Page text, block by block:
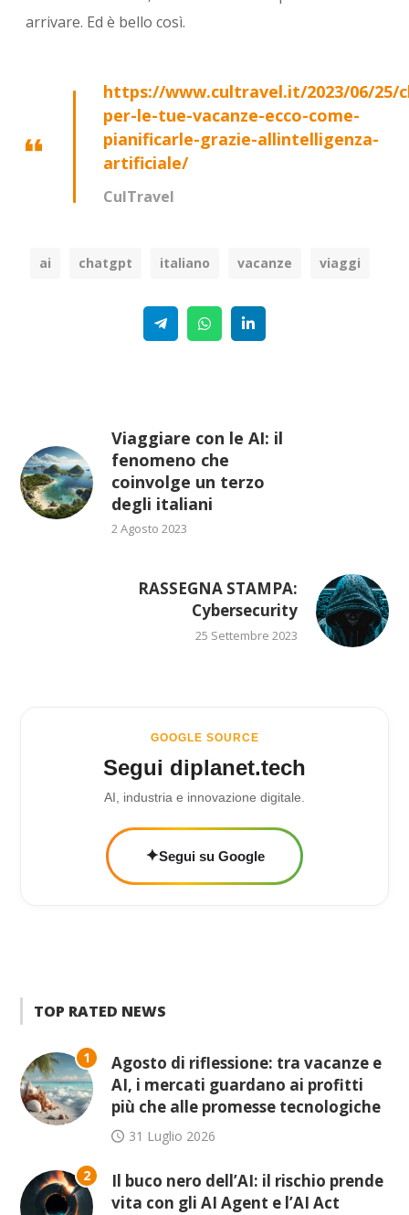
arrivare. Ed è bello così.
https://www.cultravel.it/2023/06/25/
per-le-tue-vacanze-ecco-come-
pianificarle-grazie-allintelligenza-
artificiale/
CulTravel
ai chatgpt italiano vacanze viaggi
TelegramWhatsApp
Viaggiare con le AI: il
fenomeno che
coinvolge un terzo
degli italiani
2 Agosto 2023
RASSEGNA STAMPA:
Cybersecurity
25 Settembre 2023
GOOGLE SOURCE
Segui diplanet.tech
AI, industria e innovazione digitale.
✦Segui su Google
TOP RATED NEWS
1
Agosto di riflessione: tra vacanze e
AI, i mercati guardano ai profitti
più che alle promesse tecnologiche
31 Luglio 2026
2
Il buco nero dell’AI: il rischio prende
vita con gli AI Agent e l’AI Act